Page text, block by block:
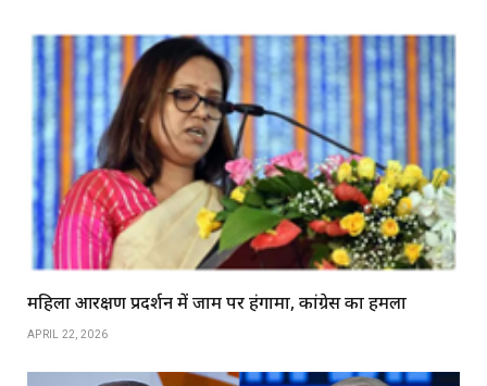
महिला आरक्षण प्रदर्शन में जाम पर हंगामा, कांग्रेस का हमला
APRIL 22, 2026